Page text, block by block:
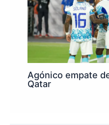
Agónico empate
Qatar